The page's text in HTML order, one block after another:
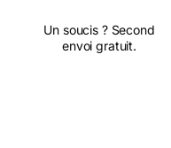
Un soucis ? Second
envoi gratuit.